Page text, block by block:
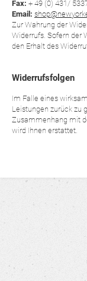
Fax: + 49 (0) 431/
Email:
Zur Wahrung der
Widerrufs. Sofern der
den Erhalt des
Widerrufsfolgen
Im Falle eines
Leistungen zurück zu
Zusammenhang mit
wird Ihnen erstattet.